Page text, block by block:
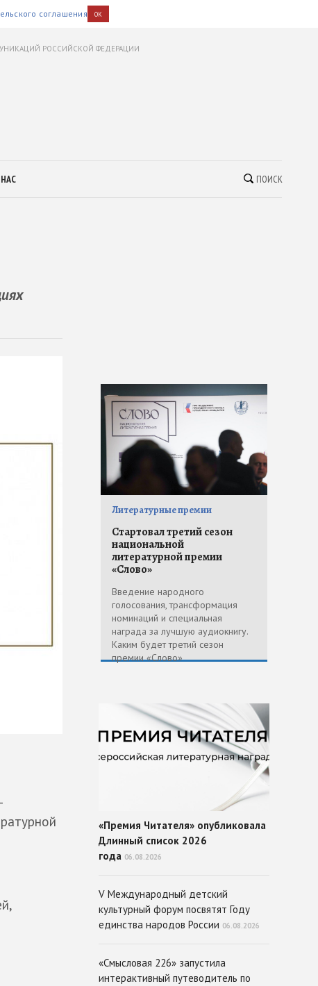
соглашения OK
РОССИЙСКОЙ ФЕДЕРАЦИИ
ПОИСК
Литературные премии
Стартовал третий сезон
национальной
литературной премии
«Слово»
Введение народного
голосования, трансформация
номинаций и специальная
награда за лучшую аудиокнигу.
Каким будет третий сезон
премии «Слово»
«Премия Читателя» опубликовала
Длинный список 2026
года 06.08.2026
V Международный детский
культурный форум посвятят Году
единства народов России 06.08.2026
«Смысловая 226» запустила
интерактивный путеводитель по